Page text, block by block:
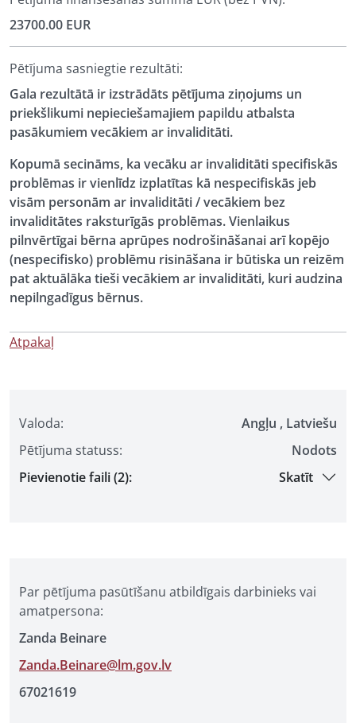
Valoda:
Angļu , Latviešu
Pētījuma statuss:
Nodots
Pievienotie faili (2):
Skatīt
Par pētījuma pasūtīšanu atbildīgais darbinieks vai
amatpersona:
Zanda Beinare
Zanda.Beinare@lm.gov.lv
67021619
23700.00 EUR
Pētījuma sasniegtie rezultāti:
Gala rezultātā ir izstrādāts pētījuma ziņojums un
priekšlikumi nepieciešamajiem papildu atbalsta
pasākumiem vecākiem ar invaliditāti.
Kopumā secināms, ka vecāku ar invaliditāti specifiskās
problēmas ir vienlīdz izplatītas kā nespecifiskās jeb
visām personām ar invaliditāti / vecākiem bez
invaliditātes raksturīgās problēmas. Vienlaikus
pilnvērtīgai bērna aprūpes nodrošināšanai arī kopējo
(nespecifisko) problēmu risināšana ir būtiska un reizēm
pat aktuālāka tieši vecākiem ar invaliditāti, kuri audzina
nepilngadīgus bērnus.
Atpakaļ